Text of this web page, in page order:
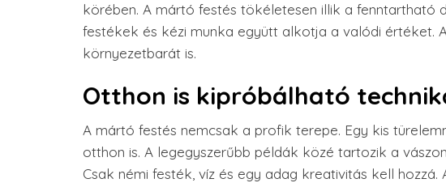
körében. A mártó festés tökéletesen illik a fenntartható
festékek és kézi munka együtt alkotja a valódi értéket.
környezetbarát is.
Otthon is kipróbálható
A mártó festés nemcsak a profik terepe. Egy kis
otthon is. A legegyszerűbb példák közé tartozik a
Csak némi festék, víz és egy adag kreativitás kell